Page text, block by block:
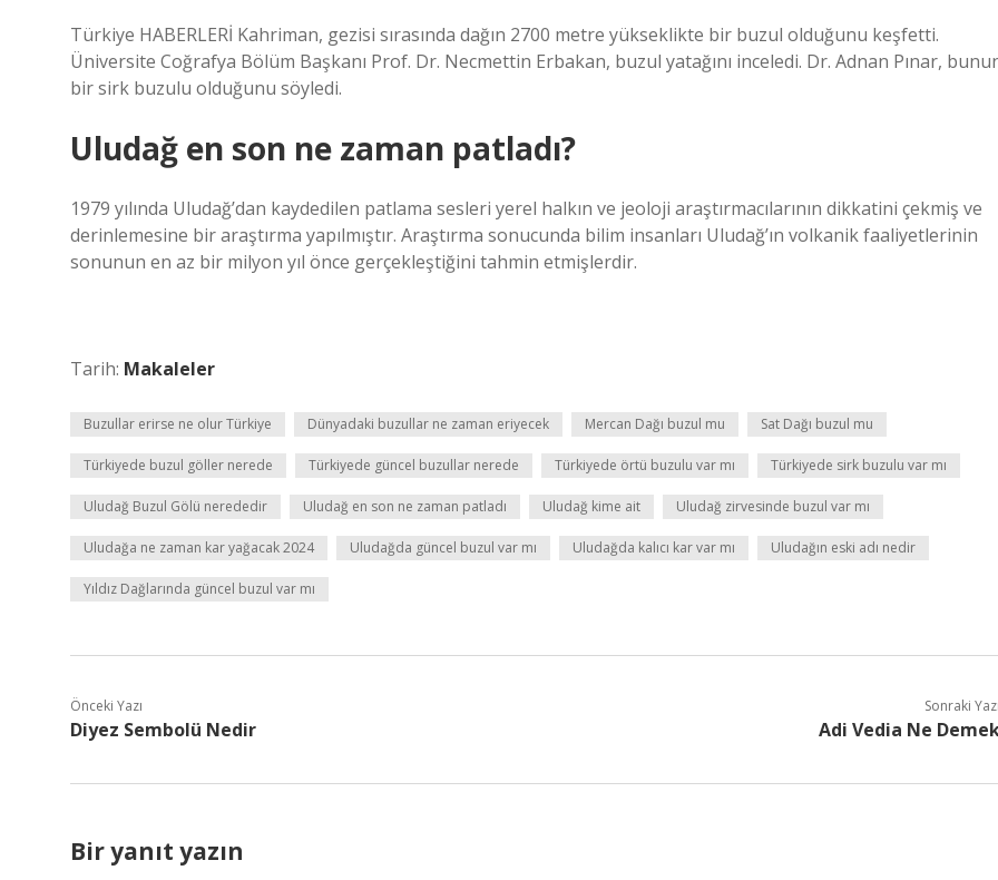
Türkiye HABERLERİ Kahriman, gezisi sırasında dağın 2700 metre yükseklikte bir buzul olduğunu keşfetti.
Üniversite Coğrafya Bölüm Başkanı Prof. Dr. Necmettin Erbakan, buzul yatağını inceledi. Dr. Adnan Pınar,
bir sirk buzulu olduğunu söyledi.
Uludağ en son ne zaman patladı?
1979 yılında Uludağ’dan kaydedilen patlama sesleri yerel halkın ve jeoloji araştırmacılarının dikkatini çekmiş ve
derinlemesine bir araştırma yapılmıştır. Araştırma sonucunda bilim insanları Uludağ’ın volkanik faaliyetlerinin
sonunun en az bir milyon yıl önce gerçekleştiğini tahmin etmişlerdir.
Tarih: Makaleler
Buzullar erirse ne olur Türkiye Dünyadaki buzullar ne zaman eriyecek Mercan Dağı buzul mu Sat Dağı buzul mu
Türkiyede buzul göller nerede Türkiyede güncel buzullar nerede Türkiyede örtü buzulu var mı Türkiyede sirk buzulu var mı
Uludağ Buzul Gölü nerededir Uludağ en son ne zaman patladı Uludağ kime ait Uludağ zirvesinde buzul var mı
Uludağa ne zaman kar yağacak 2024 Uludağda güncel buzul var mı Uludağda kalıcı kar var mı Uludağın eski adı nedir
Yıldız Dağlarında güncel buzul var mı
Önceki Yazı
Diyez Sembolü Nedir
Sonraki
Adi Vedia Ne
Bir yanıt yazın